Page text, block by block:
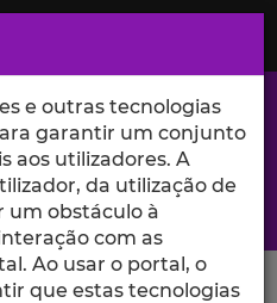
e ciência no Iscte
e outras tecnologias
garantir um conjunto
aos utilizadores. A
da utilização de
um obstáculo à
com as
Ao usar o portal, o
que estas tecnologias